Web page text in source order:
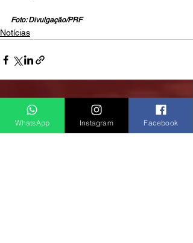
Foto: Divulgação/PRF
Notícias
Posts recentes Ver tudo
WhatsApp Instagram Facebook